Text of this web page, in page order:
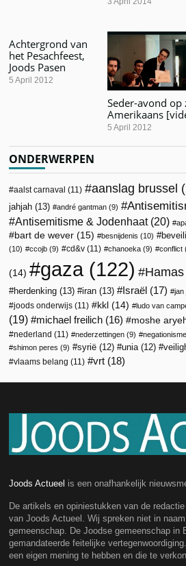
Achtergrond van
het Pesachfeest,
Joods Pasen
5 April 2012
Seder-avond op
Amerikaans
5 April 2012
ONDERWERPEN
aalst carnaval (11) aanslag brussel
jahjah (13) andré gantman (9)
Antisemitisme & Jodenhaat(20)
bart de wever (15) besnijdenis (10)
(10)
ccojb (9) cd&v (11) chanoeka (9) conflict
(14) gaza(122) Hamas
herdenking (13) iran (13) Israël (17) jan
joods onderwijs (11) kkl (14) ludo van
(19)
michael freilich (16) moshe
nederland (11) nederzettingen (9) negationisme
shimon peres (9) syrië (12) unia(12)
vlaams belang (11) vrt (18)
Joods Actueel is een onafhankelijk
De artikels en opiniestukken van de
van Joods Actueel. Wij spreken niet in
gemeenschap. De Joodse gemeenschap in
gemandateerde feitelijke
een eigen mening te hebben en die te